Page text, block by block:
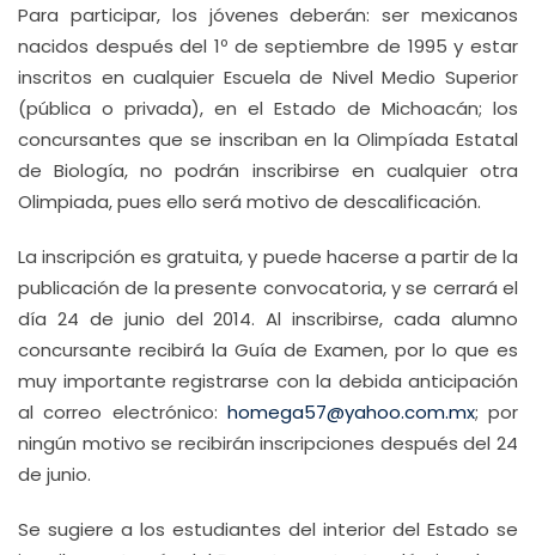
Para participar, los jóvenes deberán: ser mexicanos
nacidos después del 1º de septiembre de 1995 y estar
inscritos en cualquier Escuela de Nivel Medio Superior
(pública o privada), en el Estado de Michoacán; los
concursantes que se inscriban en la Olimpíada Estatal
de Biología, no podrán inscribirse en cualquier otra
Olimpiada, pues ello será motivo de descalificación.
La inscripción es gratuita, y puede hacerse a partir de la
publicación de la presente convocatoria, y se cerrará el
día 24 de junio del 2014. Al inscribirse, cada alumno
concursante recibirá la Guía de Examen, por lo que es
muy importante registrarse con la debida anticipación
al correo electrónico: homega57@yahoo.com.mx; por
ningún motivo se recibirán inscripciones después del 24
de junio.
Se sugiere a los estudiantes del interior del Estado se